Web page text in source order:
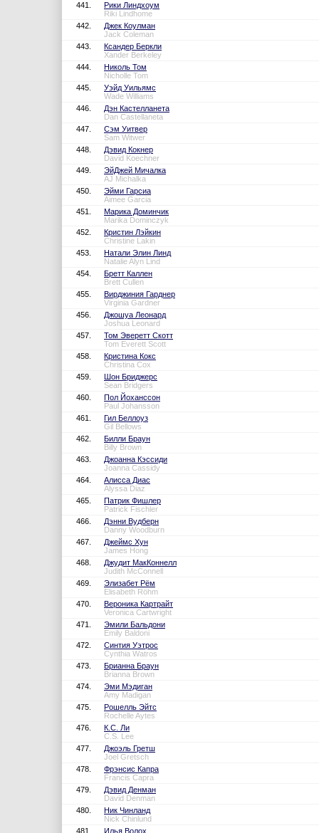
441.
Рики Линдхоум
Riki Lindhome
442.
Джек Коулман
Jack Coleman
443.
Ксандер Беркли
Xander Berkeley
444.
Николь Том
Nicholle Tom
445.
Уэйд Уильямс
Wade Williams
446.
Дэн Кастелланета
Dan Castellaneta
447.
Сэм Уитвер
Sam Witwer
448.
Дэвид Кокнер
David Koechner
449.
ЭйДжей Мичалка
AJ Michalka
450.
Эйми Гарсиа
Aimee Garcia
451.
Марика Доминчик
Marika Dominczyk
452.
Кристин Лэйкин
Christine Lakin
453.
Натали Элин Линд
Natalie Alyn Lind
454.
Бретт Каллен
Brett Cullen
455.
Вирджиния Гарднер
Virginia Gardner
456.
Джошуа Леонард
Joshua Leonard
457.
Том Эверетт Скотт
Tom Everett Scott
458.
Кристина Кокс
Christina Cox
459.
Шон Бриджерс
Sean Bridgers
460.
Пол Йоханссон
Paul Johansson
461.
Гил Беллоуз
Gil Bellows
462.
Билли Браун
Billy Brown
463.
Джоанна Кэссиди
Joanna Cassidy
464.
Алисса Диас
Alyssa Diaz
465.
Патрик Фишлер
Patrick Fischler
466.
Дэнни Вудберн
Danny Woodburn
467.
Джеймс Хун
James Hong
468.
Джудит МакКоннелл
Judith McConnell
469.
Элизабет Рём
Elisabeth Röhm
470.
Вероника Картрайт
Veronica Cartwright
471.
Эмили Бальдони
Emily Baldoni
472.
Синтия Уэтрос
Cynthia Watros
473.
Брианна Браун
Brianna Brown
474.
Эми Мэдиган
Amy Madigan
475.
Рошелль Эйтс
Rochelle Aytes
476.
К.С. Ли
C.S. Lee
477.
Джоэль Гретш
Joel Gretsch
478.
Фрэнсис Капра
Francis Capra
479.
Дэвид Денман
David Denman
480.
Ник Чинланд
Nick Chinlund
481.
Илья Волох